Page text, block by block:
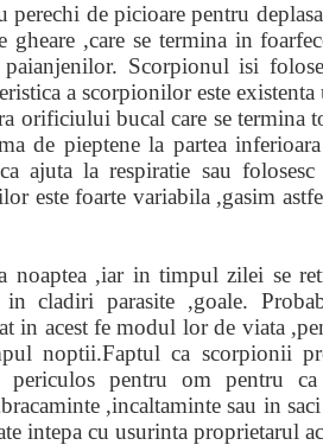
perechi de picioare pentru
,care se termina in
Scorpionul isi
a scorpionilor este
orificiului bucal care se termina
de pieptene la partea
ajuta la respiratie sau
este foarte variabila ,gasim
noaptea ,iar in timpul zilei se
cladiri parasite ,goale.
in acest fe modul lor de viata
noptii.Faptul ca scorpionii
periculos pentru om pentru
,incaltaminte sau in
intepa cu usurinta proprietarul